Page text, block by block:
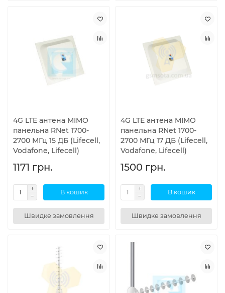
4G LTE антена MIMO
панельна RNet 1700-
2700 МГц 15 ДБ (Lifecell,
Vodafone, Lifecell)
1171 грн.
В кошик
Швидке замовлення
4G LTE антена MIMO
панельна RNet 1700-
2700 МГц 17 ДБ (Lifecell,
Vodafone, Lifecell)
1500 грн.
В кошик
Швидке замовлення